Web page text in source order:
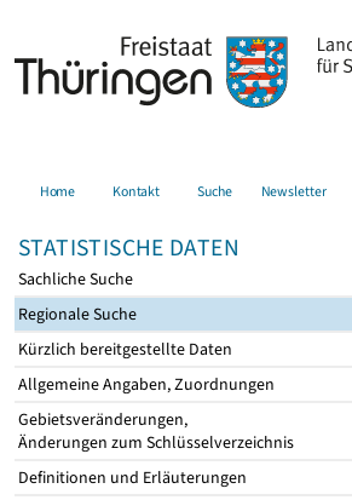
Home Kontakt Suche Newsletter
STATISTISCHE DATEN
Sachliche Suche
Regionale Suche
Kürzlich bereitgestellte Daten
Allgemeine Angaben, Zuordnungen
Gebietsveränderungen,
Änderungen zum Schlüsselverzeichnis
Definitionen und Erläuterungen